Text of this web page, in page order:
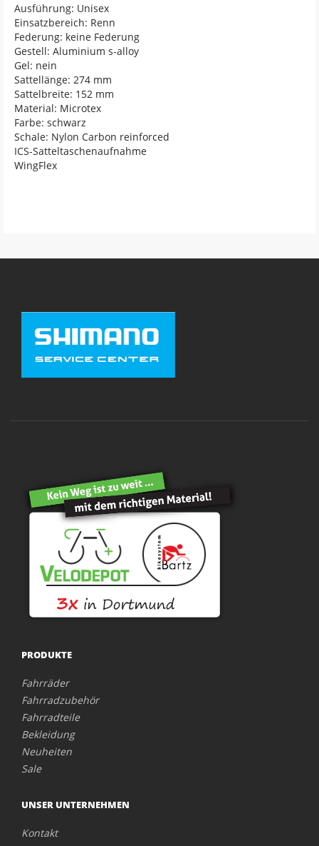
Ausführung: Unisex
Einsatzbereich: Renn
Federung: keine Federung
Gestell: Aluminium s-alloy
Gel: nein
Sattellänge: 274 mm
Sattelbreite: 152 mm
Material: Microtex
Farbe: schwarz
Schale: Nylon Carbon reinforced
ICS-Satteltaschenaufnahme
WingFlex
PRODUKTE
Fahrräder
Fahrradzubehör
Fahrradteile
Bekleidung
Neuheiten
Sale
UNSER UNTERNEHMEN
Kontakt